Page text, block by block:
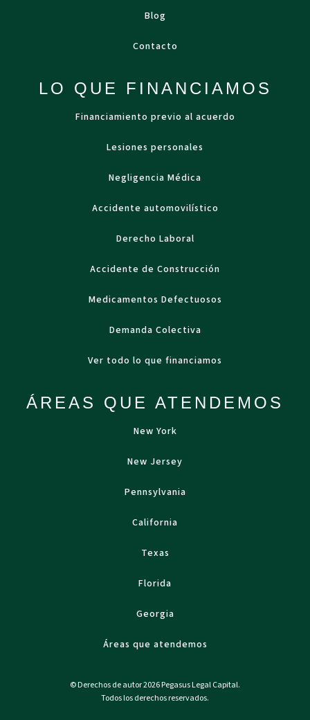
Blog
Contacto
LO QUE FINANCIAMOS
Financiamiento previo al acuerdo
Lesiones personales
Negligencia Médica
Accidente automovilístico
Derecho Laboral
Accidente de Construcción
Medicamentos Defectuosos
Demanda Colectiva
Ver todo lo que financiamos
ÁREAS QUE ATENDEMOS
New York
New Jersey
Pennsylvania
California
Texas
Florida
Georgia
Áreas que atendemos
© Derechos de autor 2026 Pegasus Legal Capital.
Todos los derechos reservados.